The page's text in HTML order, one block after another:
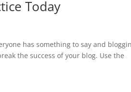
Today
has something to say and
the success of your blog. Use the